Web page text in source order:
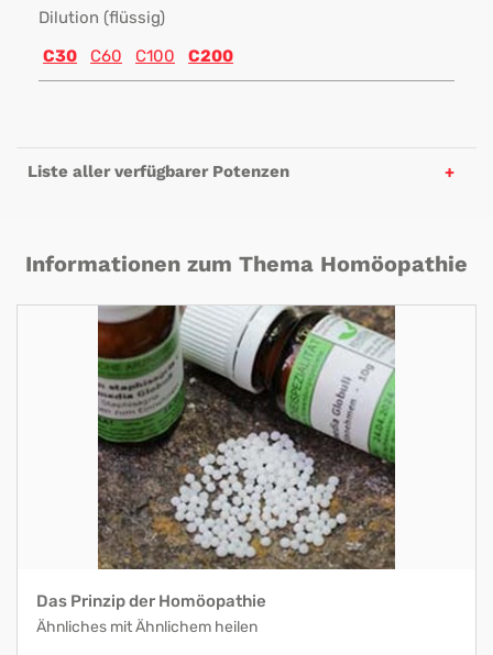
Dilution (flüssig)
C30
C60 C100 C200
Liste aller verfügbarer Potenzen
Informationen zum Thema Homöopathie
Das Prinzip der Homöopathie
Ähnliches mit Ähnlichem heilen